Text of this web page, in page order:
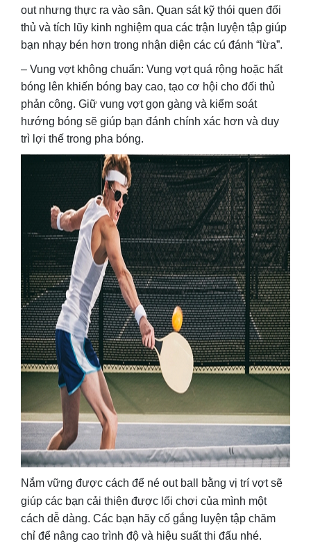
out nhưng thực ra vào sân. Quan sát kỹ thói quen đối
thủ và tích lũy kinh nghiệm qua các trận luyện tập giúp
bạn nhạy bén hơn trong nhận diện các cú đánh “lừa”.
– Vung vợt không chuẩn: Vung vợt quá rộng hoặc hất
bóng lên khiến bóng bay cao, tạo cơ hội cho đối thủ
phản công. Giữ vung vợt gọn gàng và kiểm soát
hướng bóng sẽ giúp bạn đánh chính xác hơn và duy
trì lợi thế trong pha bóng.
Nắm vững được cách để né out ball bằng vị trí vợtsẽ
giúp các bạn cải thiện được lối chơi của mình một
cách dễ dàng. Các bạn hãy cố gắng luyện tập chăm
chỉ để nâng cao trình độ và hiệu suất thi đấu nhé.